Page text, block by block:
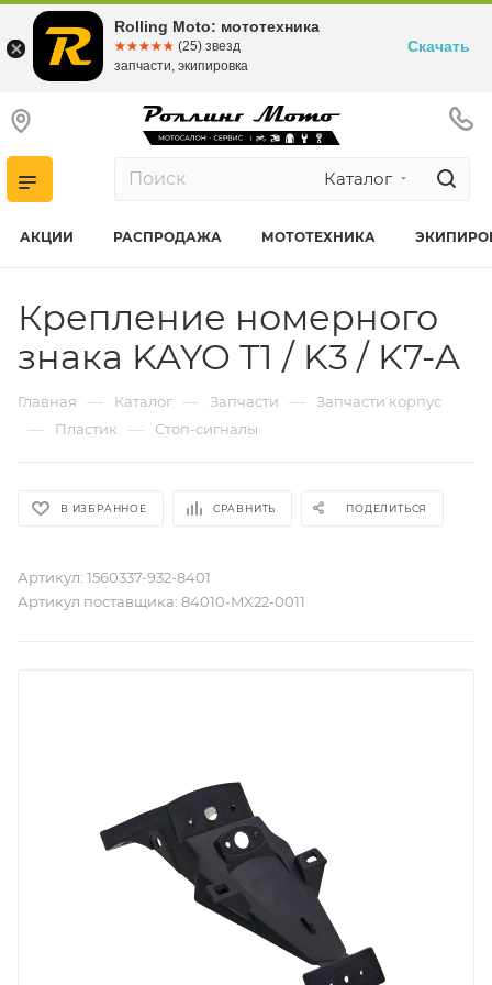
Каталог
АКЦИИ РАСПРОДАЖА МОТОТЕХНИКА
Крепление номерного
знака KAYO T1 / K3 / K7-A
Главная — Каталог — Запчасти — Запчасти корпус
— Пластик — Стоп-сигналы
В ИЗБРАННОЕ СРАВНИТЬ ПОДЕЛИТЬСЯ
Артикул: 1560337-932-8401
Артикул поставщика: 84010-MX22-0011
Rolling Moto: мототехника
☆☆☆☆☆
★★★★★ (25) звезд
запчасти, экипировка
Скачать